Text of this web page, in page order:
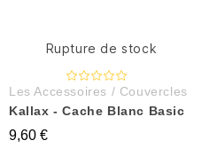
Rupture de stock
Les Accessoires / Couvercles
Kallax - Cache Blanc Basic
9,60 €